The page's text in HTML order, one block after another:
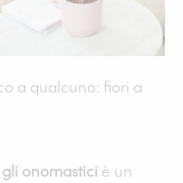
a qualcuno: fiori a
onomastici è un